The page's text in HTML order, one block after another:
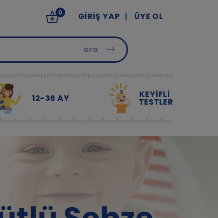
ara
0 GIRIŞ YAP ÜYE OL
12-36 AY KEYİFLİ
TESTLER